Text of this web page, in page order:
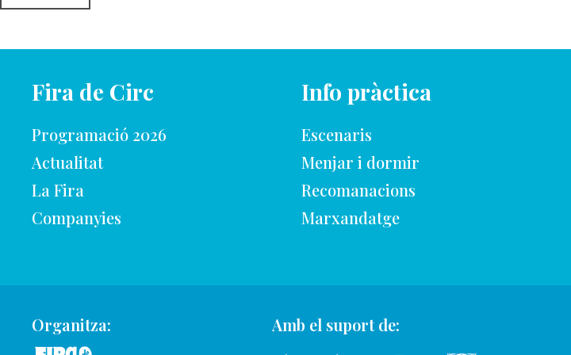
Fira de Circ
Programació 2026
Actualitat
La Fira
Companyies
Info pràctica
Escenaris
Menjar i dormir
Recomanacions
Marxandatge
Organitza: Amb el suport de: